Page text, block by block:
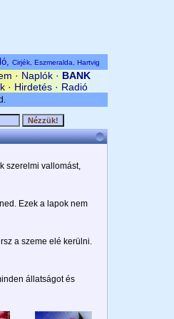
Cirjék, Eszmeralda, Hartvig
· Naplók· BANK
· Hirdetés · Radió